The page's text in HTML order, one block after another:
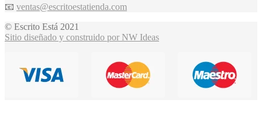
📧 ventas@escritoestatienda.com
© Escrito Está 2021
Sitio diseñado y construido por NW Ideas